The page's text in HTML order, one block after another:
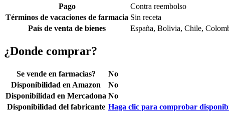
Pago
Contra reembolso
Términos de vacaciones de farmacia Sin receta
País de venta de bienes
España, Bolivia, Chile,
¿Donde comprar?
Se vende en farmacias?
No
Disponibilidad en Amazon
No
Disponibilidad en Mercadona No
Disponibilidad del fabricante Haga clic para comprobar